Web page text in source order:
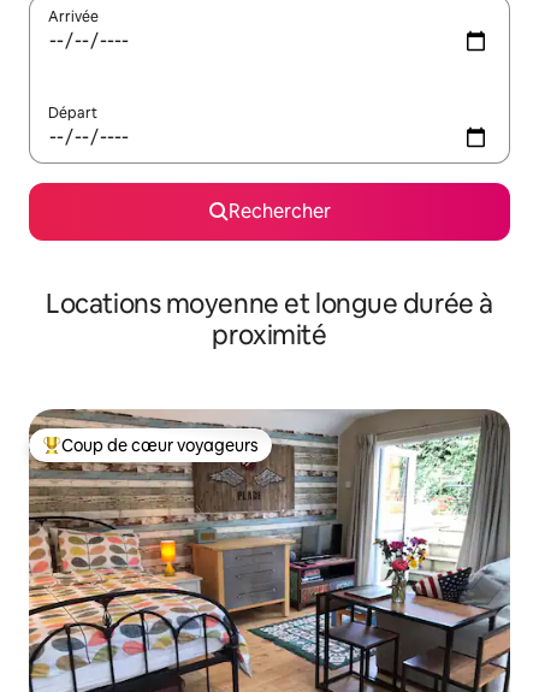
Arrivée
Départ
Rechercher
Locations moyenne et longue durée à
proximité
Coups de cœur voyageurs les plus appréciés
Coup de cœur voyageurs